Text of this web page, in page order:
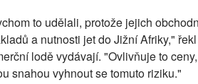
to udělali, protože jejich
a nutnosti jet do Jižní Afriky,"
lodě vydávají. "Ovlivňuje to ceny,
snahou vyhnout se tomuto riziku."